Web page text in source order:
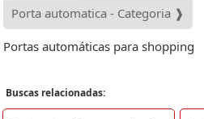
Porta automatica - Categoria ❱
Portas automáticas para shopping
Buscas relacionadas: